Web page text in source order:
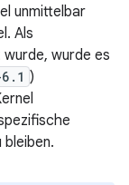
unmittelbar
Als
wurde es
)